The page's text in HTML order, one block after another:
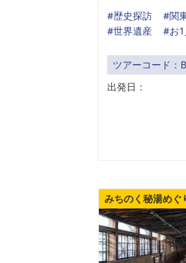
#歴史探訪
#関
#世界遺産
#お
ツアーコード：
出発日：
みちのく秘湯めぐ